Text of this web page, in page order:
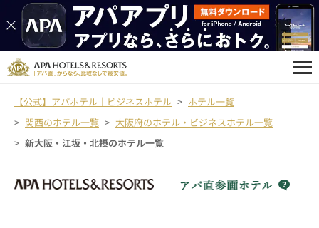
【公式】アパホテル｜ビジネスホテル
ホテル一覧
関西のホテル一覧
大阪府のホテル・ビジネスホテル一覧
新大阪・江坂・北摂のホテル一覧